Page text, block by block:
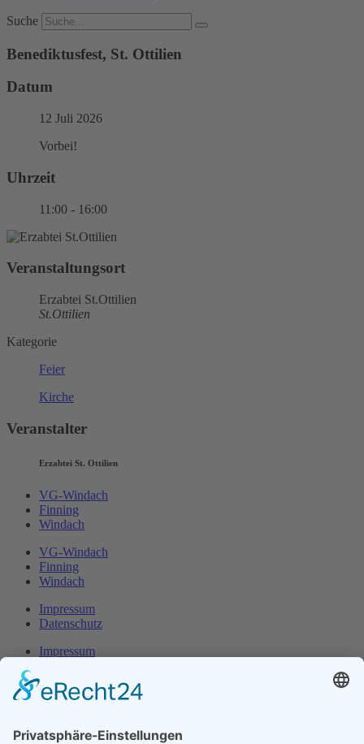
Suche
Benediktusfest, St. Ottilien
Datum
12 Juli 2026
Vorbei!
Uhrzeit
11:00 - 16:00
Veranstaltungsort
Erzabtei St.Ottilien
St.Ottilien
Kategorie
Feier
Kirche
Veranstalter
Erzabtei St. Ottilien
VG-Windach
Finning
Windach
VG-Windach
Finning
Windach
Impressum
Datenschutz
Impressum
Erster Bürgermeister Eresing